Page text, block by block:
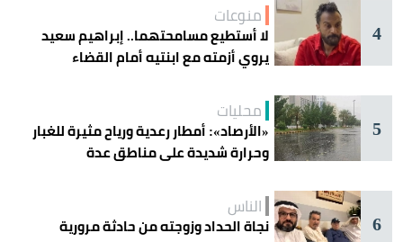
4
منوعات
لا أستطيع مسامحتهما.. إبراهيم سعيد
يروي أزمته مع ابنتيه أمام القضاء
5
محليات
«الأرصاد»: أمطار رعدية ورياح مثيرة للغبار
وحرارة شديدة على مناطق عدة
6
الناس
نجاة الحداد وزوجته من حادثة مرورية